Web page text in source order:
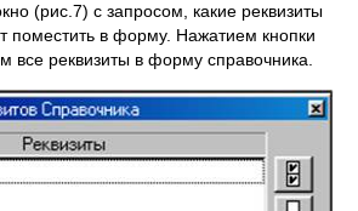
(рис.7) с запросом, какие реквизиты
поместить в форму. Нажатием кнопки
все реквизиты в форму справочника.